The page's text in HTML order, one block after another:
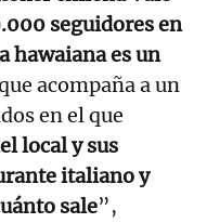
seguidores en
hawaiana es un
acompaña a un
en el que
local y sus
italiano y
sale”,